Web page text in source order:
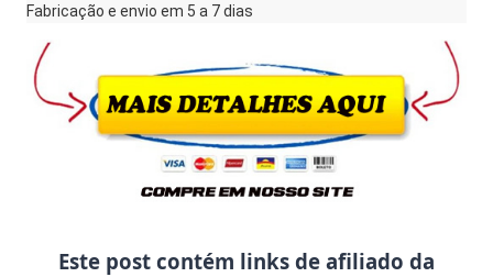
Fabricação e envio em 5 a 7 dias
Este post contém links de afiliado da